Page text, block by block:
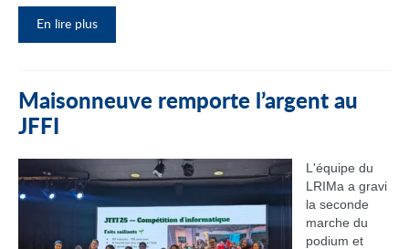
En lire plus
Maisonneuve remporte l’argent au
JFFI
L'équipe du
LRIMa a gravi
la seconde
marche du
podium et